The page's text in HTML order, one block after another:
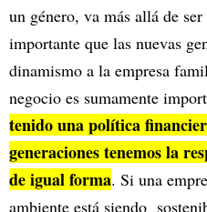
un género, va más allá de
importante que las nuevas
dinamismo a la empresa
negocio es sumamente
tenido una política
generaciones tenemos la
de igual forma. Si una
ambiente está siendo